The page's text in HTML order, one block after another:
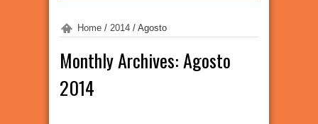
Home / 2014 / Agosto
Monthly Archives:Agosto
2014